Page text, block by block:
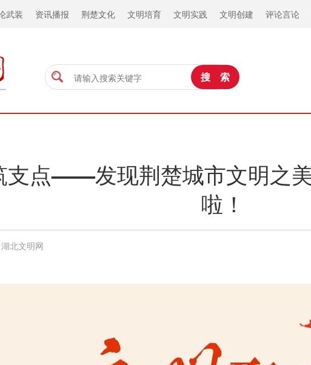
武装 资讯播报 荆楚文化 文明培育 文明实践 文明创建 评论言论
支点——发现荆楚城市文明之
啦！
北文明网